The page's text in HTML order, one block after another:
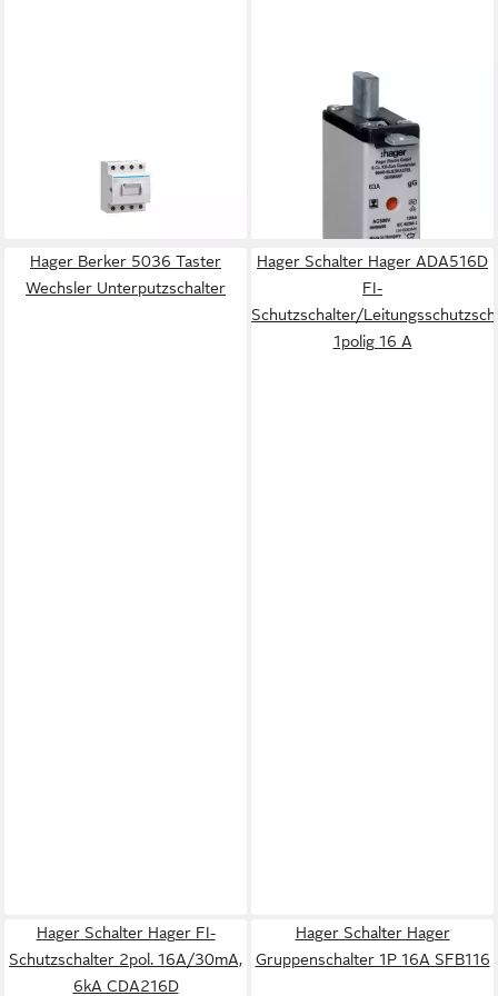
lieferbar - in 3-4 Werktagen bei dir
Schalter NH-
Sicherungseinsatz NH000 gG,
500 V, isolierte Grifflasche
lieferbar - in 2-3 Werktagen bei dir
Hager Berker 5036 Taster
Wechsler Unterputzschalter
Hager Schalter Hager ADA516D
FI-
Schutzschalter/
1polig 16 A
Hager Schalter Hager FI-
Schutzschalter 2pol. 16A/30mA,
6kA CDA216D
Hager Schalter Hager
Gruppenschalter 1P 16A SFB116